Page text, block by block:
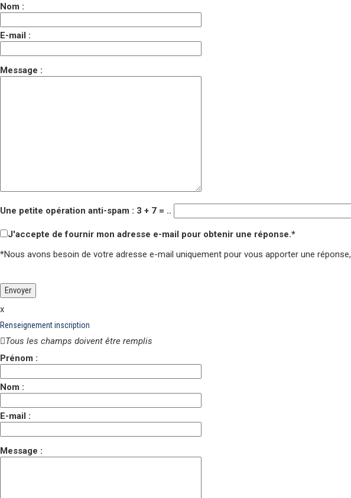
Nom :
E-mail :
Message :
Une petite opération anti-spam : 3 + 7 = ..
J'accepte de fournir mon adresse e-mail pour obtenir une réponse.*
*Nous avons besoin de votre adresse e-mail uniquement pour vous apporter une réponse,
Veuillez laisser ce champ vide.
x
Renseignement inscription
Tous les champs doivent être remplis
Prénom :
Nom :
E-mail :
Message :